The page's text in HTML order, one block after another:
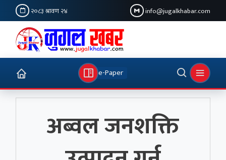
२०८३ श्रावण २४ info@jugalkhabar.com
e-Paper
अब्वल जनशक्ति